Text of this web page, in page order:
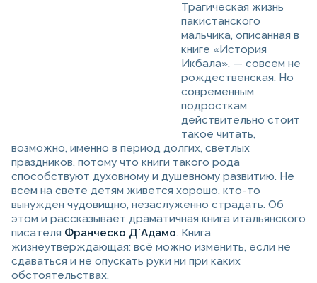
Трагическая жизнь
пакистанского
мальчика, описанная в
книге «История
Икбала», — совсем не
рождественская. Но
современным
подросткам
действительно стоит
такое читать,
возможно, именно в период долгих, светлых
праздников, потому что книги такого рода
способствуют духовному и душевному развитию. Не
всем на свете детям живется хорошо, кто-то
вынужден чудовищно, незаслуженно страдать. Об
этом и рассказывает драматичная книга итальянского
писателя Франческо Д`Адамо. Книга
жизнеутверждающая: всё можно изменить, если не
сдаваться и не опускать руки ни при каких
обстоятельствах.